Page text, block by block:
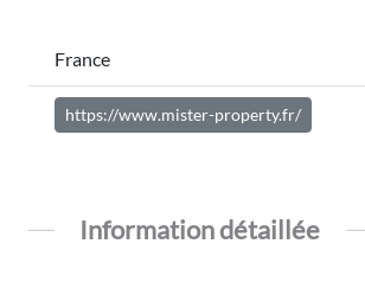
France
https://www.mister-property.fr/
Information détaillée